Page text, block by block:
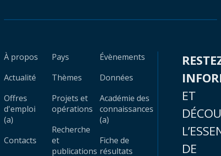
À propos
Actualité
Offres
d'emploi
(a)
Contacts
Pays
Thèmes
Projets et
opérations
Recherche
et
publications
Évènements
Données
Académie des
connaissances
(a)
Fiche de
résultats
ET
DE